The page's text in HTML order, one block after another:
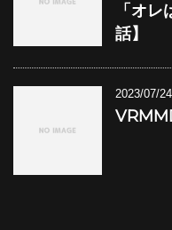
「オ
話】
2023/07/24